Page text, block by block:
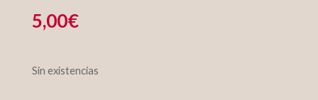
5,00€
Sin existencias